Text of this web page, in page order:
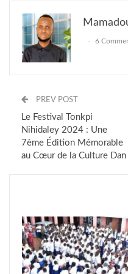
6
PREV POST
Le Festival Tonkpi
Nihidaley 2024 : Une
7ème Édition Mémorable
au Cœur de la Culture Dan